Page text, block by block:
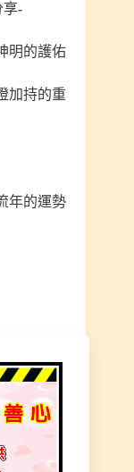
享-
明的護佑
加持的重
年的運勢
點燈重要